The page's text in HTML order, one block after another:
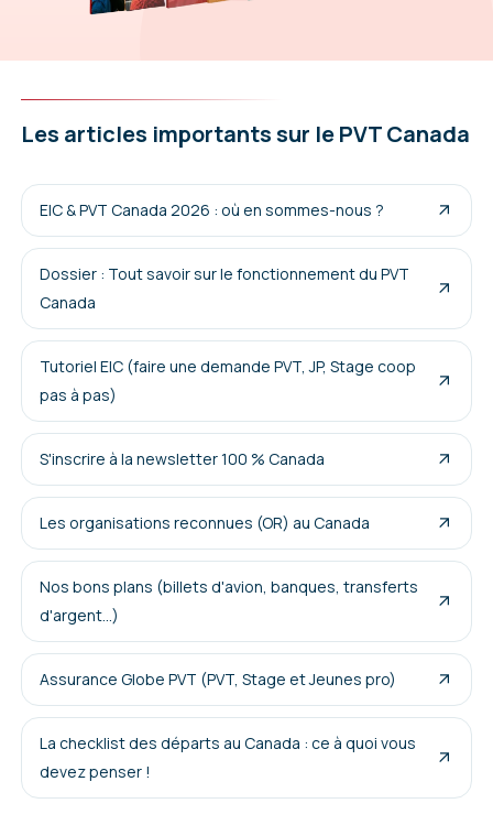
Les articles importants sur le PVT Canada
EIC & PVT Canada 2026 : où en sommes-nous ?
Dossier : Tout savoir sur le fonctionnement du PVT
Canada
Tutoriel EIC (faire une demande PVT, JP, Stage coop
pas à pas)
S'inscrire à la newsletter 100 % Canada
Les organisations reconnues (OR) au Canada
Nos bons plans (billets d'avion, banques, transferts
d'argent...)
Assurance Globe PVT (PVT, Stage et Jeunes pro)
La checklist des départs au Canada : ce à quoi vous
devez penser !